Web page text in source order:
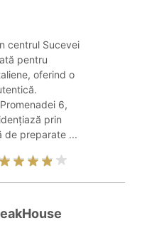
centrul Sucevei
pentru
oferind o
6,
prin
de preparate ...